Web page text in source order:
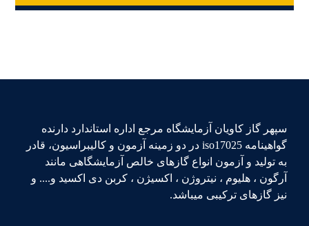
سپهر گاز کاویان آزمایشگاه مرجع اداره استاندارد دارنده
گواهینامه iso17025 در دو زمینه آزمون و کالیبراسیون، قادر
به تولید و آزمون انواع گازهای خالص آزمایشگاهی مانند
آرگون ، هلیوم ، نیتروژن ، اکسیژن ، کربن دی اکسید و.... و
نیز گازهای ترکیبی میباشد.